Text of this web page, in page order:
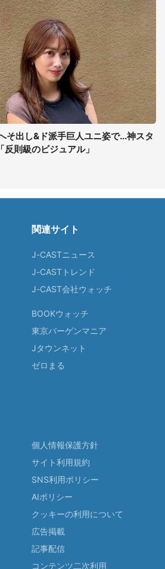
そ出し&ド派手巨人ユニ姿で...神スタ
則級のビジュアル」
関連サイト
J-CASTニュース
J-CASTトレンド
J-CAST会社ウォッチ
BOOKウォッチ
東京バーゲンマニア
Jタウンネット
ゼロまる
個人情報保護方針
サイト利用規約
SNS利用ポリシー
AIポリシー
クッキーの利用について
広告掲載
記事配信
コンテンツ二次利用